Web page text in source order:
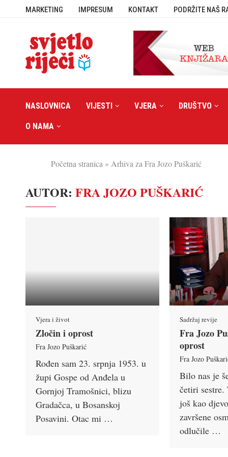
MARKETING IMPRESUM KONTAKT PODRŽITE NAŠ
NASLOVNICA VIJESTI VJERA DRUŠTVO
O NAMA
Početna stranica » Arhiva za Fra Jozo Puškarić
AUTOR: FRA JOZO PUŠKARIĆ
Vjera i život
Zločin i oprost
Fra Jozo Puškarić
Rođen sam 23. srpnja 1953. u
župi Gospe od Anđela u
Gornjoj Tramošnici, blizu
Gradačca, u Bosanskoj
Posavini. Otac mi …
Sadržaj revije
Fra Jozo
oprost
Fra Jozo
Bilo nas je
četiri sestre.
još kao
završene
odlučile …